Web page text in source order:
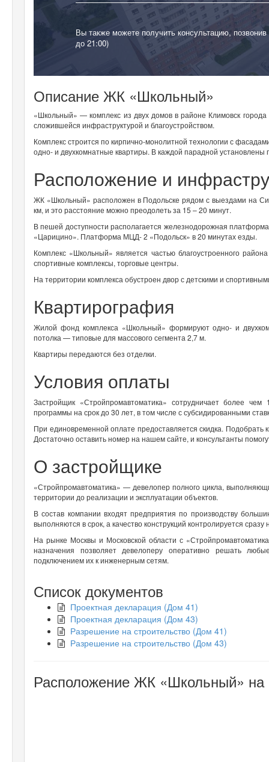
Вы также можете получить консультацию,
до 21:00)
Описание ЖК «Школьный»
«Школьный» — комплекс из двух домов в районе Климовск
сложившейся инфраструктурой и благоустройством.
Комплекс строится по кирпично-монолитной технологии с
одно- и двухкомнатные квартиры. В каждой парадной
Расположение и
ЖК «Школьный» расположен в Подольске рядом с выездами на
км, и это расстояние можно преодолеть за 15 – 20 минут.
В пешей доступности располагается железнодорожная
«Царицино». Платформа МЦД- 2 «Подольск» в 20 минутах езды.
Комплекс «Школьный» является частью благоустроенного
спортивные комплексы, торговые центры.
На территории комплекса обустроен двор с детскими и
Квартирография
Жилой фонд комплекса «Школьный» формируют одно- и
потолка — типовые для массового сегмента 2,7 м.
Квартиры передаются без отделки.
Условия оплаты
Застройщик «Стройпромавтоматика» сотрудничает более
программы на срок до 30 лет, в том числе с субсидированными
При единовременной оплате предоставляется скидка.
Достаточно оставить номер на нашем сайте, и консультанты
О застройщике
«Стройпромавтоматика» — девелопер полного цикла,
территории до реализации и эксплуатации объектов.
В состав компании входят предприятия по производству
выполняются в срок, а качество конструкций контролируется сразу
На рынке Москвы и Московской области с
назначения позволяет девелоперу оперативно решать
подключением их к инженерным сетям.
Список документов
Проектная декларация (Дом 41)
Проектная декларация (Дом 43)
Разрешение на строительство (Дом 41)
Разрешение на строительство (Дом 43)
Расположение ЖК «Школьный» на